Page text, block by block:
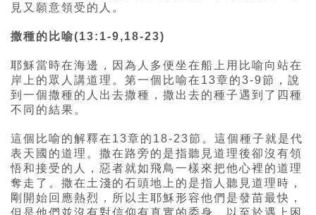
見又願意領受的人。
撒種的比喻(13:1-9,18-23)
耶穌當時在海邊，因為人多便坐在船上用比喻向站在
岸上的眾人講道理。第一個比喻在13章的3-9節，說
到一個撒種的人出去撒種，撒出去的種子遇到了四種
不同的結果。
這個比喻的解釋在13章的18-23節。這個種子就是代
表天國的道理。撒在路旁的是指聽見道理後卻沒有領
悟和接受的人，惡者就如飛鳥一樣來把他心裡的道理
奪走了。撒在土淺的石頭地上的是指人聽見道理時，
剛開始回應熱烈，所以主耶穌形容他們是發苗最快，